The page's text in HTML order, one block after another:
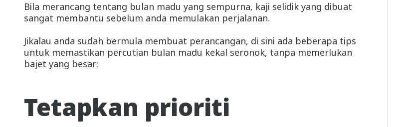
Bila merancang tentang bulan madu yang sempurna, kaji selidik yang dibuat
sangat membantu sebelum anda memulakan perjalanan.
Jikalau anda sudah bermula membuat perancangan, di sini ada beberapa tips
untuk memastikan percutian bulan madu kekal seronok, tanpa memerlukan
bajet yang besar:
Tetapkan prioriti